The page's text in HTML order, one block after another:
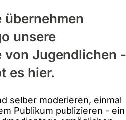
übernehmen
unsere
von Jugendlichen -
es hier.
selber moderieren, einmal
Publikum publizieren - ein